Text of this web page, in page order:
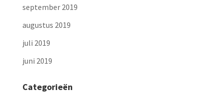
september 2019
augustus 2019
juli 2019
juni 2019
Categorieën